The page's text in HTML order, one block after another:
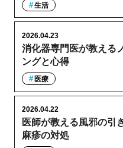
生活
消化器専門医が教える
ングと心得
2026.04.23
医療
医師が教える風邪の引
麻疹の対処
2026.04.22